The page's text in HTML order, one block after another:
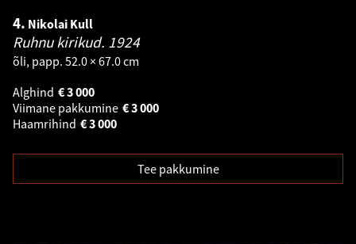
4. Nikolai Kull
Ruhnu kirikud. 1924
õli, papp. 52.0 × 67.0 cm
Alghind
3 000
€
Viimane pakkumine
3 000
€
Haamrihind
3 000
€
Tee pakkumine